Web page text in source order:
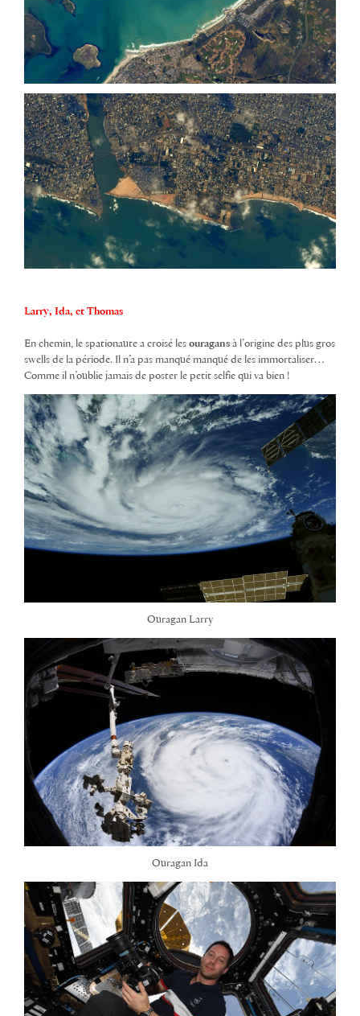
Larry, Ida, et Thomas
En chemin, le spationaute a croisé les ouragans à l’origine des plus gros
swells de la période. Il n’a pas manqué manqué de les immortaliser…
Comme il n’oublie jamais de poster le petit selfie qui va bien !
Ouragan Larry
Ouragan Ida